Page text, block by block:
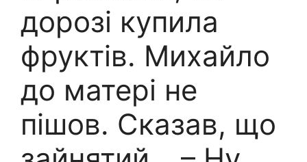
дорозі купила
фруктів. Михайло
до матері не
пішов. Сказав, що